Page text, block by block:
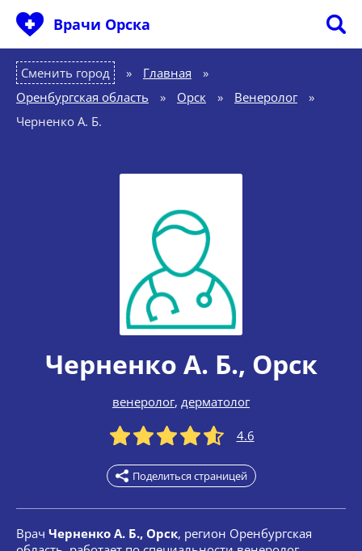
Врачи Орска
Сменить город Главная
»
Оренбургская область
» Орск » Венеролог
»
Черненко А. Б.
Черненко А. Б., Орск
венеролог, дерматолог
4.6
Поделиться страницей
Врач Черненко А. Б., Орск, регион Оренбургская